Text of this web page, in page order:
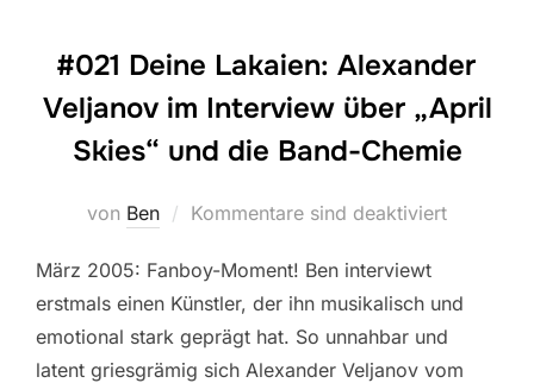
#021 Deine Lakaien: Alexander
Veljanov im Interview über „April
Skies“ und die Band-Chemie
von Ben Kommentare sind deaktiviert
März 2005: Fanboy-Moment! Ben interviewt
erstmals einen Künstler, der ihn musikalisch und
emotional stark geprägt hat. So unnahbar und
latent griesgrämig sich Alexander Veljanov vom